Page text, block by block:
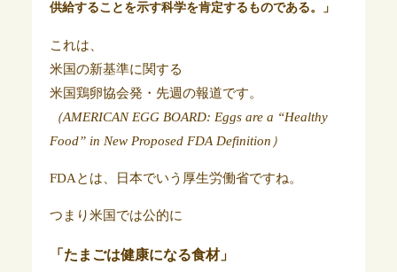
供給することを示す科学を肯定するものである。」
これは、
米国の新基準に関する
米国鶏卵協会発・先週の報道です。
（AMERICAN EGG BOARD: Eggs are a “Healthy
Food” in New Proposed FDA Definition）
FDAとは、日本でいう厚生労働省ですね。
つまり米国では公的に
「たまごは健康になる食材」